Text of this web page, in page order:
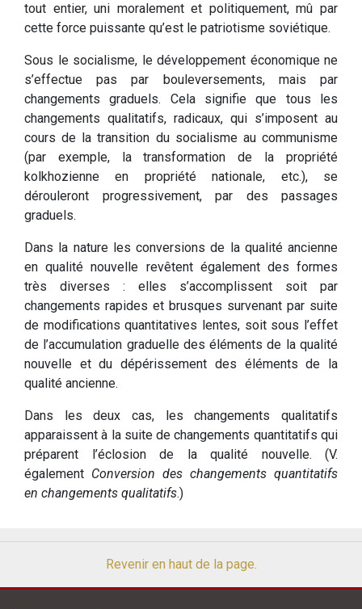
tout entier, uni moralement et politiquement, mû par
cette force puissante qu’est le patriotisme soviétique.
Sous le socialisme, le développement économique ne
s’effectue pas par bouleversements, mais par
changements graduels. Cela signifie que tous les
changements qualitatifs, radicaux, qui s’imposent au
cours de la transition du socialisme au communisme
(par exemple, la transformation de la propriété
kolkhozienne en propriété nationale, etc.), se
dérouleront progressivement, par des passages
graduels.
Dans la nature les conversions de la qualité ancienne
en qualité nouvelle revêtent également des formes
très diverses : elles s’accomplissent soit par
changements rapides et brusques survenant par suite
de modifications quantitatives lentes, soit sous l’effet
de l’accumulation graduelle des éléments de la qualité
nouvelle et du dépérissement des éléments de la
qualité ancienne.
Dans les deux cas, les changements qualitatifs
apparaissent à la suite de changements quantitatifs qui
préparent l’éclosion de la qualité nouvelle. (V.
également Conversion des changements quantitatifs
en changements qualitatifs.)
Revenir en haut de la page.